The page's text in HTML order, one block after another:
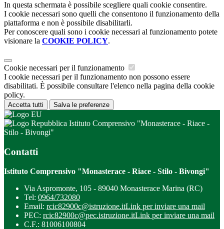
In questa schermata è possibile scegliere quali cookie consentire.
I cookie necessari sono quelli che consentono il funzionamento della
piattaforma e non è possibile disabilitarli.
Per conoscere quali sono i cookie necessari al funzionamento potete
visionare la COOKIE POLICY.
Cookie necessari per il funzionamento
I cookie necessari per il funzionamento non possono essere
disabilitati. È possibile consultare l'elenco nella pagina della cookie
policy.
Accetta tutti Salva le preferenze
Istituto Comprensivo "Monasterace - Riace -
Stilo - Bivongi"
Contatti
Istituto Comprensivo "Monasterace - Riace - Stilo - Bivongi"
Via Aspromonte, 105 - 89040 Monasterace Marina (RC)
Tel: 0964/732080
Email: rcic82900c@istruzione.itLink per inviare una mail
PEC: rcic82900c@pec.istruzione.itLink per inviare una mail
C.F.: 81006100804